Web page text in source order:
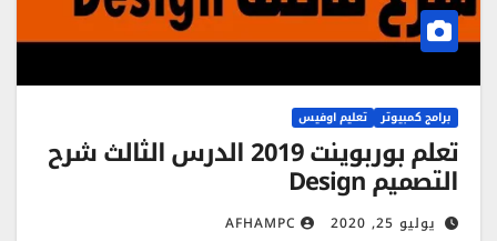
برامج كمبيوتر تعليم اوفيس
تعلم بوربوينت 2019 الدرس الثالث شرح
التصميم Design
يوليو 25, 2020 AFHAMPC